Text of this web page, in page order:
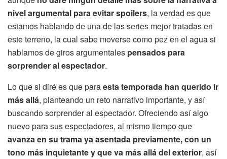
nivel argumental para evitar spoilers, la verdad es que
estamos hablando de una de las series mejor tratadas en
este terreno, la cual sabe moverse como pez en el agua si
hablamos de giros argumentales pensados para
sorprender al espectador.
Lo que si diré es que paraesta temporada han querido ir
más allá, planteando un reto narrativo importante, y así
buscando sorprender al espectador. Ofreciendo así algo
nuevo para sus espectadores, al mismo tiempo que
avanza en su trama ya asentada previamente, con un
tono más inquietante y que va más allá del exterior, así